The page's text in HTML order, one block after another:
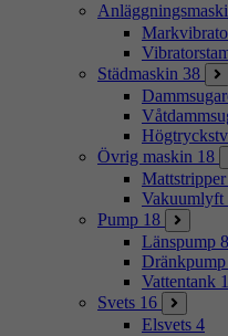
Städmaskin 38
Övrig maskin 18
Mattstripper
Vakuumlyft
Pump 18
Länspump 8
Dränkpump
Vattentank 1
Svets 16
Elsvets 4